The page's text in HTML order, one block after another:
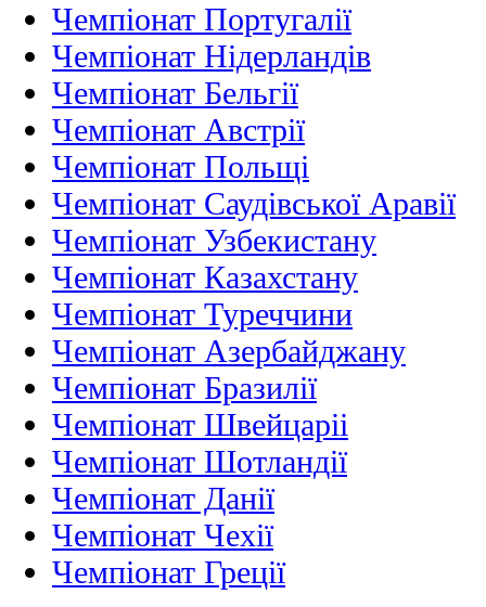
Чемпіонат Португалії
Чемпіонат Нідерландiв
Чемпіонат Бельгії
Чемпіонат Австрії
Чемпіонат Польщі
Чемпіонат Саудівської Аравії
Чемпіонат Узбекистану
Чемпіонат Казахстану
Чемпіонат Туреччини
Чемпіонат Азербайджану
Чемпіонат Бразилії
Чемпіонат Швейцаріі
Чемпіонат Шотландії
Чемпіонат Данії
Чемпіонат Чехії
Чемпіонат Греції